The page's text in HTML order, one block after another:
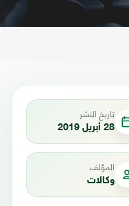
تاريخ النشر
28 أبريل 2019
المؤلف
وكالات